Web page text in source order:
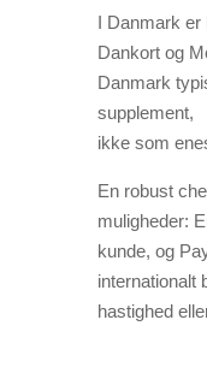
I Danmark
Dankort og
Danmark
supplement,
ikke som
En robust
muligheder:
kunde, og
internationalt
hastighed